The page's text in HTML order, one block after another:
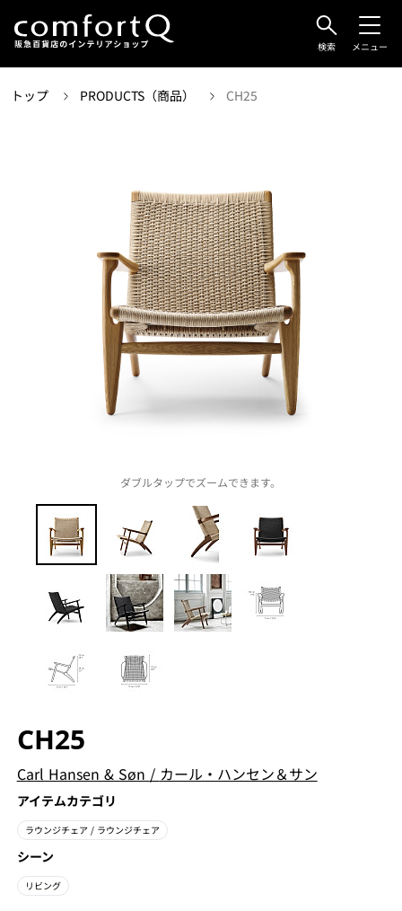
検索 メニュー
トップ PRODUCTS（商品） CH25
ダブルタップでズームできます。
CH25
Carl Hansen & Søn / カール・ハンセン＆サン
アイテムカテゴリ
ラウンジチェア / ラウンジチェア
シーン
リビング